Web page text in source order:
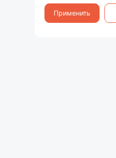
Применить